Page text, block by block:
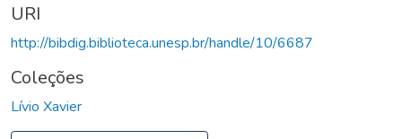
URI
http://bibdig.biblioteca.unesp.br/handle/10/6687
Coleções
Lívio Xavier